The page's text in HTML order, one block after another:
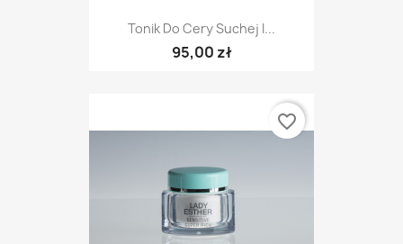
Tonik Do Cery Suchej I...
95,00 zł
favorite_border